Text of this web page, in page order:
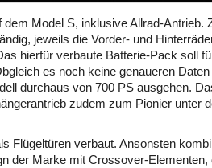
Model S, inklusive Allrad-Antrieb.
jeweils die Vorder- und
hierfür verbaute Batterie-Pack soll
es noch keine genaueren Daten
durchaus von 700 PS ausgehen.
zudem zum Pionier unter
Flügeltüren verbaut. Ansonsten
der Marke mit Crossover-Elementen,